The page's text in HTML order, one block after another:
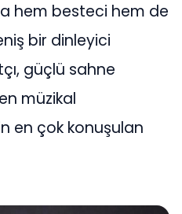
hem besteci hem de
bir dinleyici
güçlü sahne
müzikal
en çok konuşulan